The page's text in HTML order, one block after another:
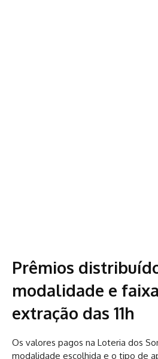
Prêmios
modalidade e
extração das 11h
Os valores pagos na Loteria dos
modalidade escolhida e o tipo de